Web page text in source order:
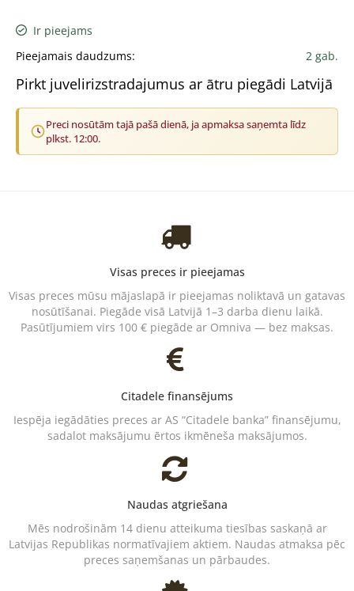
Ir pieejams
Pieejamais daudzums:
2 gab.
Pirkt juvelirizstradajumus ar ātru piegādi Latvijā
Preci nosūtām tajā pašā dienā, ja apmaksa saņemta līdz
plkst. 12:00.
Visas preces ir pieejamas
Visas preces mūsu mājaslapā ir pieejamas noliktavā un gatavas
nosūtīšanai. Piegāde visā Latvijā 1–3 darba dienu laikā.
Pasūtījumiem virs 100 € piegāde ar Omniva — bez maksas.
Citadele finansējums
Iespēja iegādāties preces ar AS “Citadele banka” finansējumu,
sadalot maksājumu ērtos ikmēneša maksājumos.
Naudas atgriešana
Mēs nodrošinām 14 dienu atteikuma tiesības saskaņā ar
Latvijas Republikas normatīvajiem aktiem. Naudas atmaksa pēc
preces saņemšanas un pārbaudes.